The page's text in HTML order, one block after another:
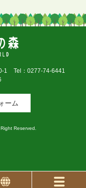
1
Tel：0277-74-6441
ーム
Reserved.